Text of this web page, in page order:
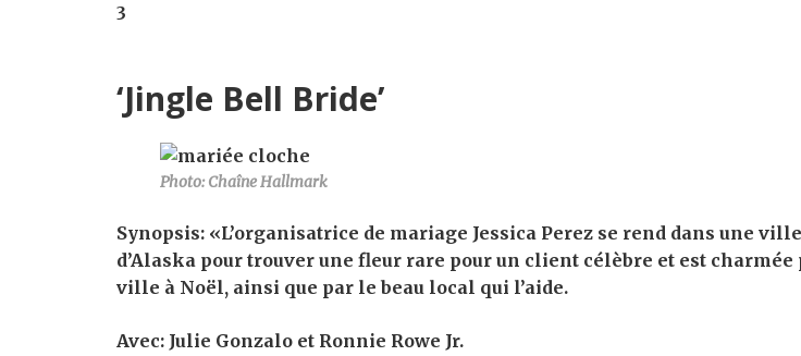
3
‘Jingle Bell Bride’
Photo: Chaîne Hallmark
Synopsis: «L’organisatrice de mariage Jessica Perez se rend dans une
d’Alaska pour trouver une fleur rare pour un client célèbre et est charmée
ville à Noël, ainsi que par le beau local qui l’aide.
Avec: Julie Gonzalo et Ronnie Rowe Jr.